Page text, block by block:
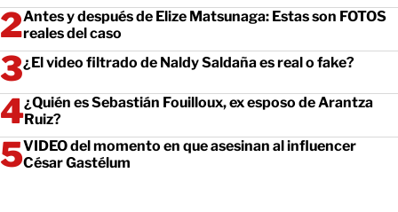
Antes y después de Elize Matsunaga: Estas son FOTOS
reales del caso
¿El video filtrado de Naldy Saldaña es real o fake?
¿Quién es Sebastián Fouilloux, ex esposo de Arantza
Ruiz?
VIDEO del momento en que asesinan al influencer
César Gastélum